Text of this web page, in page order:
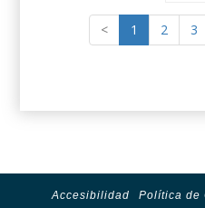
< 1 2 3
Accesibilidad Política de